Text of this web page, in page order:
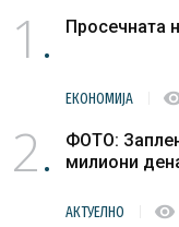
1 Просечната
ЕКОНОМИЈА
2
ФОТО:
милиони
АКТУЕЛНО visibility